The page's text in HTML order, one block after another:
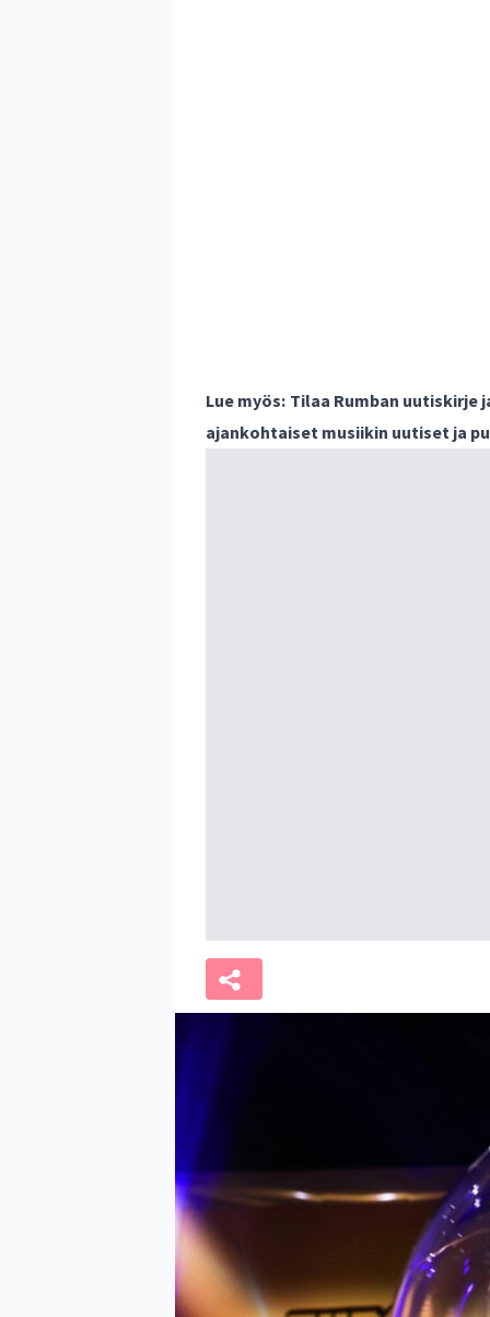
Lue myös: Tilaa Rumban uutiskirje
ajankohtaiset musiikin uutiset ja